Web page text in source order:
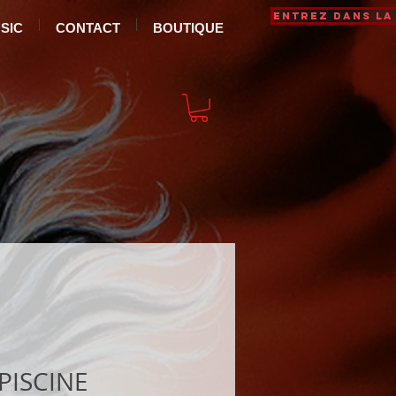
CONTACT BOUTIQUE
Entrez dans la